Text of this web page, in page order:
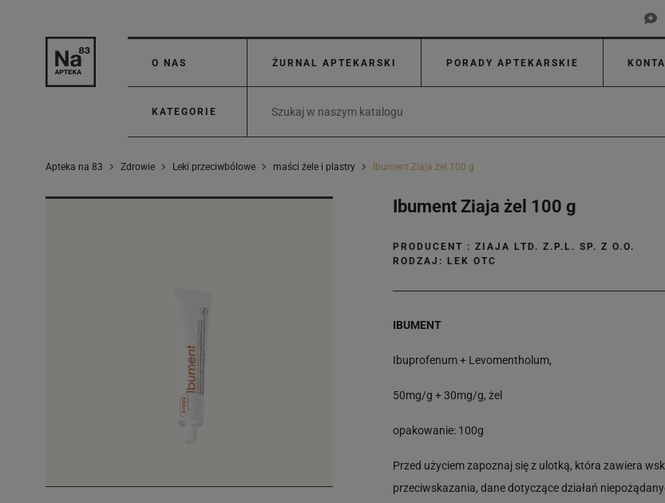
O NAS ŻURNAL APTEKARSKI PORADY APTEKARSKIE
KATEGORIE
Apteka na 83 Zdrowie Leki przeciwbólowe maści żele i plastry Ibument Ziaja żel 100 g
Ibument Ziaja żel 100 g
PRODUCENT : ZIAJA LTD. Z.P.L. SP. Z O.O.
RODZAJ: LEK OTC
IBUMENT
Ibuprofenum + Levomentholum,
50mg/g + 30mg/g, żel
opakowanie: 100g
Przed użyciem zapoznaj się z ulotką, która zawiera
przeciwskazania, dane dotyczące działań